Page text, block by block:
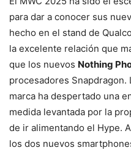
para dar a conocer sus
hecho en el stand de
la excelente relación que
que los nuevos Nothing
procesadores Snapdragon.
marca ha despertado una
medida levantada por la
de ir alimentando el Hype.
los dos nuevos